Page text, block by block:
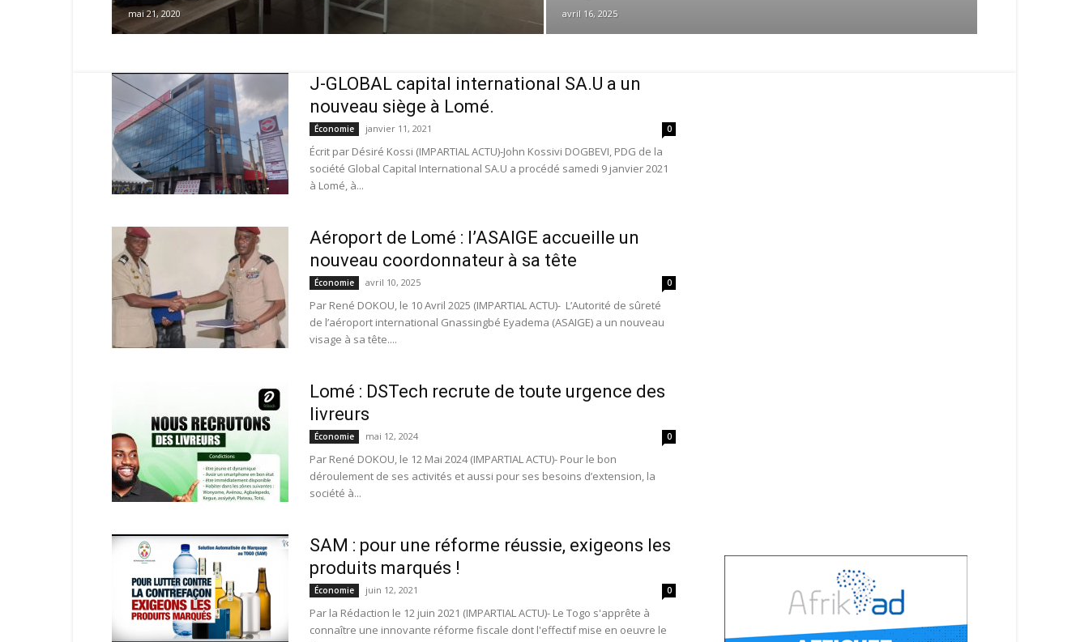
mai 21, 2020 avril 16, 2025
J-GLOBAL capital international SA.U a un
nouveau siège à Lomé.
Économie janvier 11, 2021 0
Écrit par Désiré Kossi (IMPARTIAL ACTU)-John Kossivi DOGBEVI, PDG de la
société Global Capital International SA.U a procédé samedi 9 janvier 2021
à Lomé, à...
Aéroport de Lomé : l’ASAIGE accueille un
nouveau coordonnateur à sa tête
Économie avril 10, 2025 0
Par René DOKOU, le 10 Avril 2025 (IMPARTIAL ACTU)- L’Autorité de sûreté
de l’aéroport international Gnassingbé Eyadema (ASAIGE) a un nouveau
visage à sa tête....
Lomé : DSTech recrute de toute urgence des
livreurs
Économie mai 12, 2024 0
Par René DOKOU, le 12 Mai 2024 (IMPARTIAL ACTU)- Pour le bon
déroulement de ses activités et aussi pour ses besoins d’extension, la
société à...
SAM : pour une réforme réussie, exigeons les
produits marqués !
Économie juin 12, 2021 0
Par la Rédaction le 12 juin 2021 (IMPARTIAL ACTU)- Le Togo s'apprête à
connaître une innovante réforme fiscale dont l'effectif mise en oeuvre le